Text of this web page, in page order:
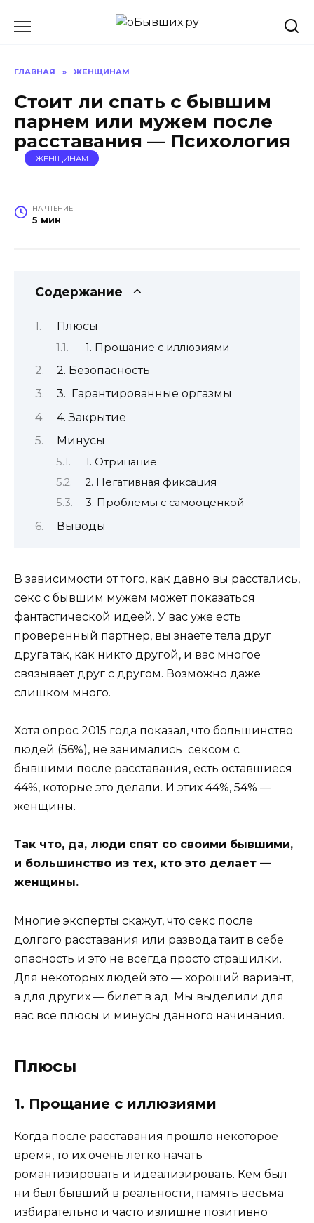
ГЛАВНАЯ » ЖЕНЩИНАМ
Стоит ли спать с бывшим
парнем или мужем после
расставания — Психология
ЖЕНЩИНАМ
НА ЧТЕНИЕ
5 мин
Содержание
Плюсы
1. Прощание с иллюзиями
2. Безопасность
3. Гарантированные оргазмы
4. Закрытие
Минусы
1. Отрицание
2. Негативная фиксация
3. Проблемы с самооценкой
Выводы
В зависимости от того, как давно вы расстались,
секс с бывшим мужем может показаться
фантастической идеей. У вас уже есть
проверенный партнер, вы знаете тела друг
друга так, как никто другой, и вас многое
связывает друг с другом. Возможно даже
слишком много.
Хотя опрос 2015 года показал, что большинство
людей (56%), не занимались сексом с
бывшими после расставания, есть оставшиеся
44%, которые это делали. И этих 44%, 54% —
женщины.
Так что, да, люди спят со своими бывшими,
и большинство из тех, кто это делает —
женщины.
Многие эксперты скажут, что секс после
долгого расставания или развода таит в себе
опасность и это не всегда просто страшилки.
Для некоторых людей это — хороший вариант,
а для других — билет в ад. Мы выделили для
вас все плюсы и минусы данного начинания.
Плюсы
1. Прощание с иллюзиями
Когда после расставания прошло некоторое
время, то их очень легко начать
романтизировать и идеализировать. Кем был
ни был бывший в реальности, память весьма
избирательно и часто излишне позитивно